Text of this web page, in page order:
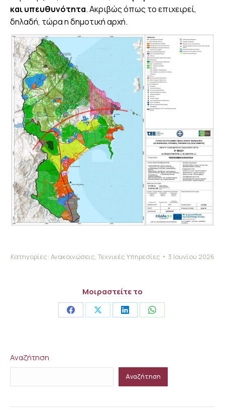
και υπευθυνότητα. Ακριβώς όπως το επιχειρεί,
δηλαδή, τώρα η δημοτική αρχή.
Κατηγορίες: Ανακοινώσεις,Τεχνικές Υπηρεσίες 3 Ιουνίου 2026
Μοιραστείτε το
Share Share Share Share
Αναζήτηση
Αναζήτηση